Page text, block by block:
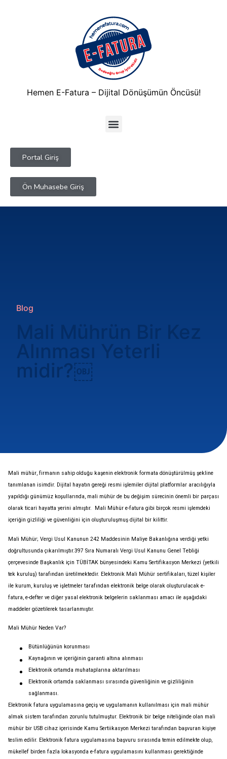
Hemen E-Fatura – Dijital Dönüşümün Öncüsü!
Portal Giriş
Ön Muhasebe Giriş
Blog
Mali Mührün Bir Kez
Alınması Yeterli
midir?￼
Mali mühür, firmanın sahip olduğu kaşenin elektronik formata dönüştürülmüş şekline
tanımlanan isimdir. Dijital hayatın gereği resmi işlemiler dijital platformlar aracılığıyla
yapıldığı günümüz koşullarında, mali mühür de bu değişim sürecinin önemli bir parçası
olarak ticari hayatta yerini almıştır. Mali Mühür e-fatura gibi birçok resmi işlemdeki
içeriğin gizliliği ve güvenliğini için oluşturuluşmuş dijital bir kilittir.
Mali Mühür; Vergi Usul Kanunun 242 Maddesinin Maliye Bakanlığına verdiği yetki
doğrultusunda çıkarılmıştır.397 Sıra Numaralı Vergi Usul Kanunu Genel Tebliği
çerçevesinde Başkanlık için TÜBİTAK bünyesindeki Kamu Sertifikasyon Merkezi (yetkili
tek kuruluş) tarafından üretilmektedir. Elektronik Mali Mühür sertifikaları, tüzel kişiler
ile kurum, kuruluş ve işletmeler tarafından elektronik belge olarak oluşturulacak e-
fatura, e-defter ve diğer yasal elektronik belgelerin saklanması amacı ile aşağıdaki
maddeler gözetilerek tasarlanmıştır.
Mali Mühür Neden Var?
Bütünlüğünün korunması
Kaynağının ve içeriğinin garanti altına alınması
Elektronik ortamda muhataplarına aktarılması
Elektronik ortamda saklanması sırasında güvenliğinin ve gizliliğinin
sağlanması.
Elektronik fatura uygulamasına geçiş ve uygulamanın kullanılması için mali mühür
almak sistem tarafından zorunlu tutulmuştur. Elektronik bir belge niteliğinde olan mali
mühür bir USB cihaz içerisinde Kamu Sertiikasyon Merkezi tarafından başvuran kişiye
teslim edilir. Elektronik fatura uygulamasına başvuru sırasında temin edilmekte olup,
mükellef birden fazla lokasyonda e-fatura uygulamasını kullanması gerektiğinde